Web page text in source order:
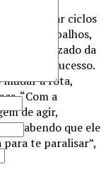
identificar ciclos
de trabalhos,
o aprendizado da
impede o sucesso.
mudar a rota,
“Com a
de agir,
sabendo que ele
te paralisar”,